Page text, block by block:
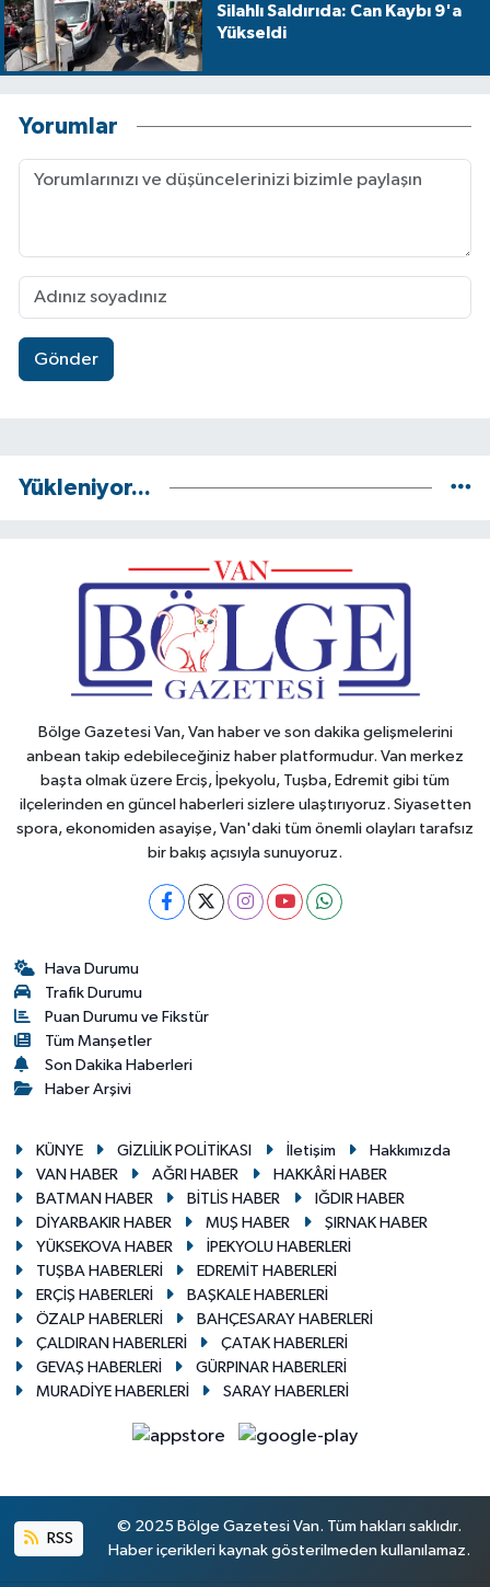
Silahlı Saldırıda: Can Kaybı 9'a
Yükseldi
Yorumlar
Gönder
Yükleniyor...
Bölge Gazetesi Van, Van haber ve son dakika gelişmelerini
anbean takip edebileceğiniz haber platformudur. Van merkez
başta olmak üzere Erciş, İpekyolu, Tuşba, Edremit gibi tüm
ilçelerinden en güncel haberleri sizlere ulaştırıyoruz. Siyasetten
spora, ekonomiden asayişe, Van'daki tüm önemli olayları tarafsız
bir bakış açısıyla sunuyoruz.
Hava Durumu
Trafik Durumu
Puan Durumu ve Fikstür
Tüm Manşetler
Son Dakika Haberleri
Haber Arşivi
KÜNYE GİZLİLİK POLİTİKASI İletişim
Hakkımızda
VAN HABER
AĞRI HABER
HAKKÂRİ HABER
BATMAN HABER
BİTLİS HABER
IĞDIR HABER
DİYARBAKIR HABER
MUŞ HABER
ŞIRNAK HABER
YÜKSEKOVA HABER
İPEKYOLU HABERLERİ
TUŞBA HABERLERİ
EDREMİT HABERLERİ
ERÇİŞ HABERLERİ
BAŞKALE HABERLERİ
ÖZALP HABERLERİ
BAHÇESARAY HABERLERİ
ÇALDIRAN HABERLERİ
ÇATAK HABERLERİ
GEVAŞ HABERLERİ
GÜRPINAR HABERLERİ
MURADİYE HABERLERİ
SARAY HABERLERİ
RSS
© 2025 Bölge Gazetesi Van. Tüm hakları saklıdır.
Haber içerikleri kaynak gösterilmeden kullanılamaz.